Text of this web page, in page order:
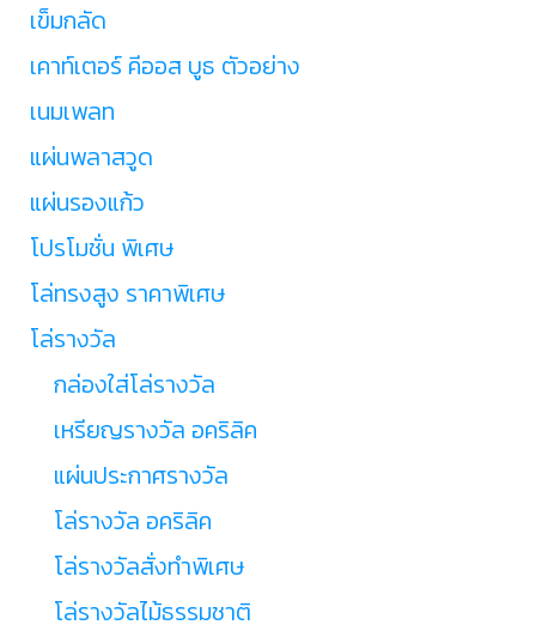
เข็มกลัด
เคาท์เตอร์ คีออส บูธ ตัวอย่าง
เนมเพลท
แผ่นพลาสวูด
แผ่นรองแก้ว
โปรโมชั่น พิเศษ
โล่ทรงสูง ราคาพิเศษ
โล่รางวัล
กล่องใส่โล่รางวัล
เหรียญรางวัล อคริลิค
แผ่นประกาศรางวัล
โล่รางวัล อคริลิค
โล่รางวัลสั่งทำพิเศษ
โล่รางวัลไม้ธรรมชาติ